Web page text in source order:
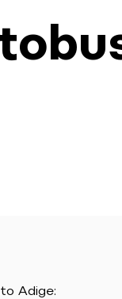
Adige: